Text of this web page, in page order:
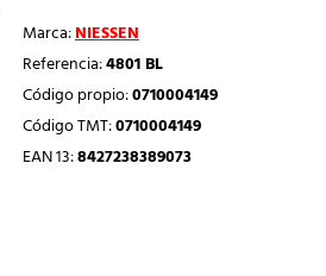
Marca:NIESSEN
Referencia:4801 BL
Código propio:0710004149
Código TMT:0710004149
EAN 13:8427238389073